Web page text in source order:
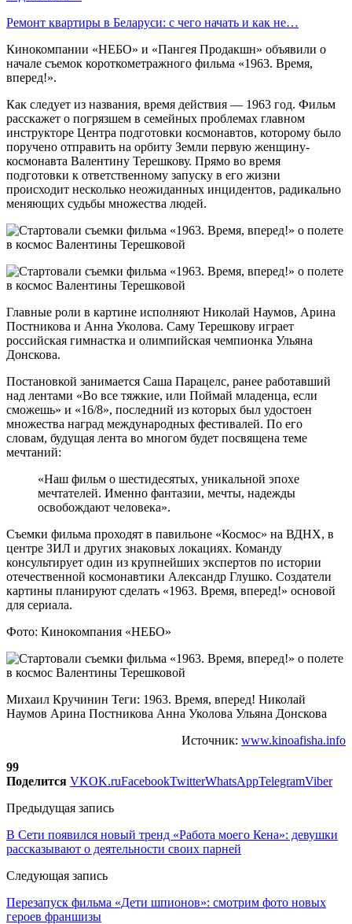
Ремонт квартиры в Беларуси: с чего начать и как не…
Кинокомпании «НЕБО» и «Пангея Продакшн» объявили о
начале съемок короткометражного фильма «1963. Время,
вперед!».
Как следует из названия, время действия — 1963 год. Фильм
расскажет о погрязшем в семейных проблемах главном
инструкторе Центра подготовки космонавтов, которому было
поручено отправить на орбиту Земли первую женщину-
космонавта Валентину Терешкову. Прямо во время
подготовки к ответственному запуску в его жизни
происходит несколько неожиданных инцидентов, радикально
меняющих судьбы множества людей.
Главные роли в картине исполняют Николай Наумов, Арина
Постникова и Анна Уколова. Саму Терешкову играет
российская гимнастка и олимпийская чемпионка Ульяна
Донскова.
Постановкой занимается Саша Парацелс, ранее работавший
над лентами «Во все тяжкие, или Поймай младенца, если
сможешь» и «16/8», последний из которых был удостоен
множества наград международных фестивалей. По его
словам, будущая лента во многом будет посвящена теме
мечтаний:
«Наш фильм о шестидесятых, уникальной эпохе
мечтателей. Именно фантазии, мечты, надежды
освобождают человека».
Съемки фильма проходят в павильоне «Космос» на ВДНХ, в
центре ЗИЛ и других знаковых локациях. Команду
консультирует один из крупнейших экспертов по истории
отечественной космонавтики Александр Глушко. Создатели
картины планируют сделать «1963. Время, вперед!» основой
для сериала.
Фото: Кинокомпания «НЕБО»
Михаил Кручинин Теги: 1963. Время, вперед! Николай
Наумов Арина Постникова Анна Уколова Ульяна Донскова
Источник: www.kinoafisha.info
99
Поделится VKOK.ruFacebookTwitterWhatsAppTelegramViber
Предыдущая запись
В Сети появился новый тренд «Работа моего Кена»: девушки
рассказывают о деятельности своих парней
Следующая запись
Перезапуск фильма «Дети шпионов»: смотрим фото новых
героев франшизы